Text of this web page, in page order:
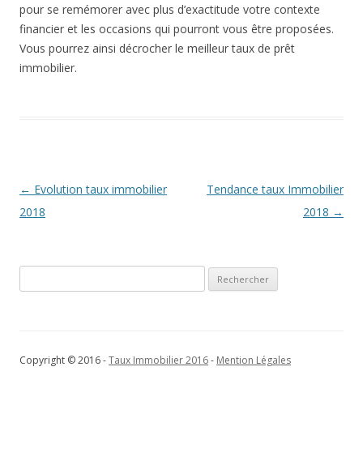
pour se remémorer avec plus d’exactitude votre contexte
financier et les occasions qui pourront vous être proposées.
Vous pourrez ainsi décrocher le meilleur taux de prêt
immobilier.
Navigation
des
← Evolution taux immobilier
2018
Tendance taux Immobilier
2018 →
Copyright © 2016 -Taux Immobilier 2016- Mention Légales